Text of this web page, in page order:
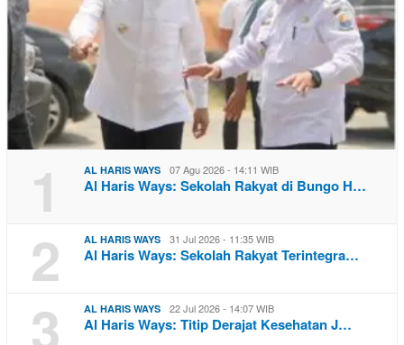
1 AL HARIS WAYS 07 Agu 2026 - 14:11 WIB
Al Haris Ways: Sekolah Rakyat di Bungo H…
2 AL HARIS WAYS 31 Jul 2026 - 11:35 WIB
Al Haris Ways: Sekolah Rakyat Terintegra…
3 AL HARIS WAYS 22 Jul 2026 - 14:07 WIB
Al Haris Ways: Titip Derajat Kesehatan J…